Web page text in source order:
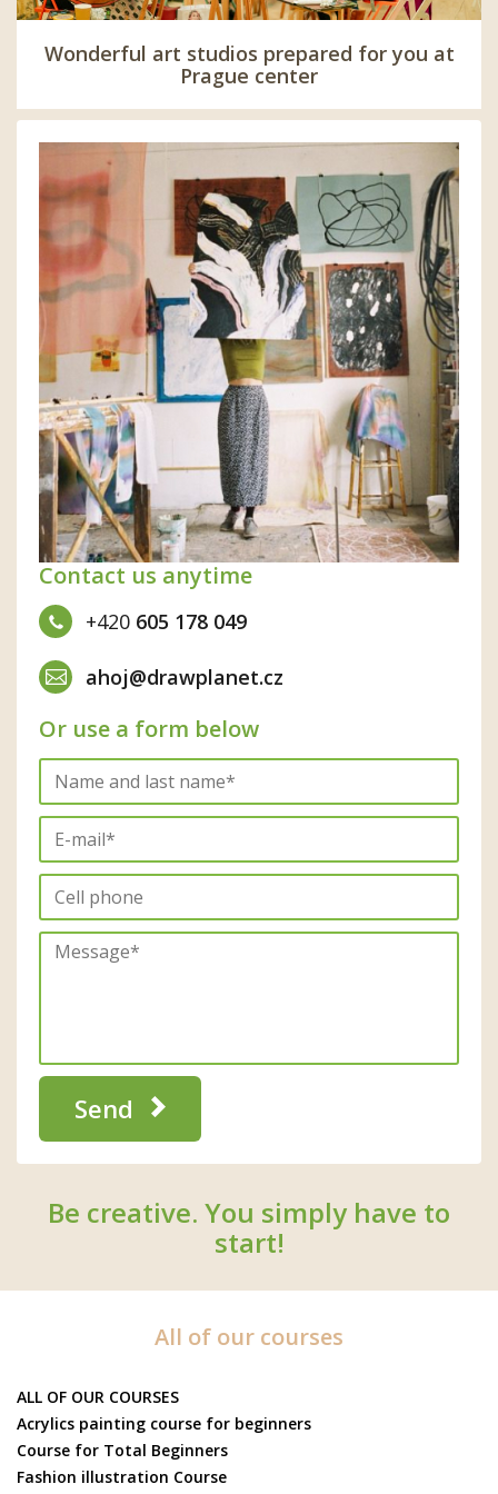
Wonderful art studios prepared for you at
Prague center
Contact us anytime
+420 605 178 049
ahoj@drawplanet.cz
Or use a form below
Send
Be creative. You simply have to
start!
All of our courses
ALL OF OUR COURSES
Acrylics painting course for beginners
Course for Total Beginners
Fashion illustration Course